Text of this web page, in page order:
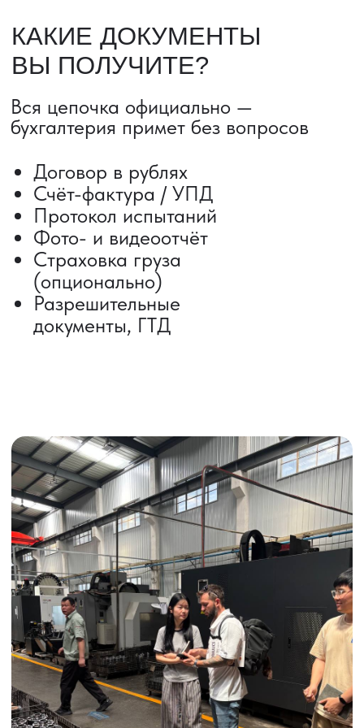
ВЫКУП ТОВАРОВ ИЗ КИТАЯ
Выкуп от 1 000 000 ₽
Выкуп с Alibaba
ИНДИВИДУАЛЬНЫЕ УСЛУГИ
Выгодные условия
Сертификация грузов
Консолидация грузов
Сопровождение грузов
Таможенное оформление
Страхование груза
Временное хранение
Организация производства
Проверка качества товара
Оплата и переговоры
с поставщиком
Инспекция поставщика
Получить консультацию
Сроки от 5 дней
Авиадоставка
Сборный груз
Железнодорожные перевозки
Автогрузоперевозки
Контейнерные перевозки
Доставка образцов
Получить консультацию